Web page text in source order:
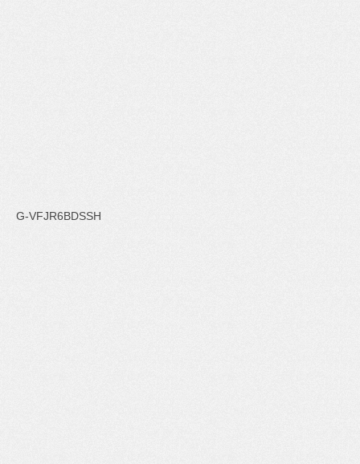
G-VFJR6BDSSH